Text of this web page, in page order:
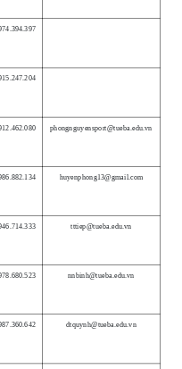
phongnguyensport@tueba.edu.vn
huyenphong13@gmail.com
tttiep@tueba.edu.vn
nnbinh@tueba.edu.vn
dtquynh@tueba.edu.vn